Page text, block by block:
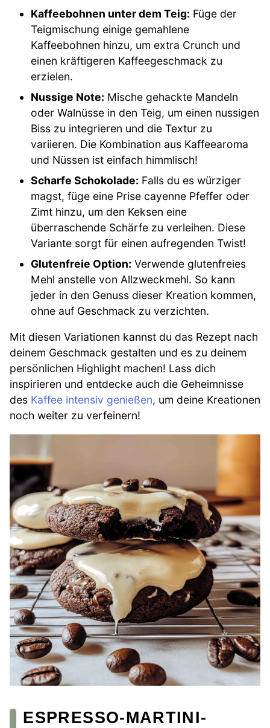
Kaffeebohnen unter dem Teig: Füge der
Teigmischung einige gemahlene
Kaffeebohnen hinzu, um extra Crunch und
einen kräftigeren Kaffeegeschmack zu
erzielen.
Nussige Note: Mische gehackte Mandeln
oder Walnüsse in den Teig, um einen nussigen
Biss zu integrieren und die Textur zu
variieren. Die Kombination aus Kaffeearoma
und Nüssen ist einfach himmlisch!
Scharfe Schokolade: Falls du es würziger
magst, füge eine Prise cayenne Pfeffer oder
Zimt hinzu, um den Keksen eine
überraschende Schärfe zu verleihen. Diese
Variante sorgt für einen aufregenden Twist!
Glutenfreie Option: Verwende glutenfreies
Mehl anstelle von Allzweckmehl. So kann
jeder in den Genuss dieser Kreation kommen,
ohne auf Geschmack zu verzichten.
Mit diesen Variationen kannst du das Rezept nach
deinem Geschmack gestalten und es zu deinem
persönlichen Highlight machen! Lass dich
inspirieren und entdecke auch die Geheimnisse
des Kaffee intensiv genießen, um deine Kreationen
noch weiter zu verfeinern!
ESPRESSO-MARTINI-